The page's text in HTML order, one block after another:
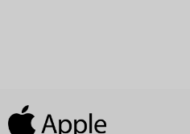
использования
непрофессионального